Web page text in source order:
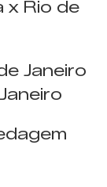
x Rio de
Janeiro